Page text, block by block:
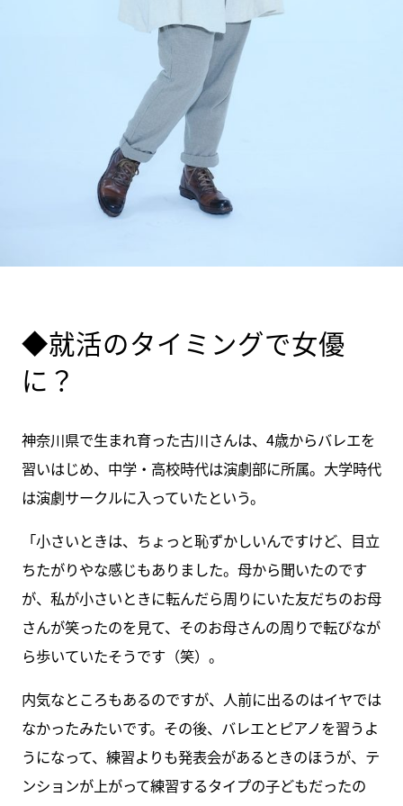
◆就活のタイミングで女優
に？
神奈川県で生まれ育った古川さんは、4歳からバレエを
習いはじめ、中学・高校時代は演劇部に所属。大学時代
は演劇サークルに入っていたという。
「小さいときは、ちょっと恥ずかしいんですけど、目立
ちたがりやな感じもありました。母から聞いたのです
が、私が小さいときに転んだら周りにいた友だちのお母
さんが笑ったのを見て、そのお母さんの周りで転びなが
ら歩いていたそうです（笑）。
内気なところもあるのですが、人前に出るのはイヤでは
なかったみたいです。その後、バレエとピアノを習うよ
うになって、練習よりも発表会があるときのほうが、テ
ンションが上がって練習するタイプの子どもだったの